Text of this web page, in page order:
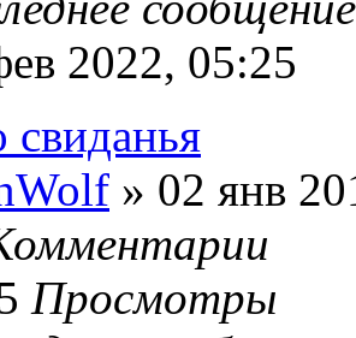
2022, 05:25
свиданья
» 02 янв
Просмотры